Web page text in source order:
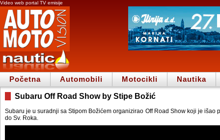
Video web portal TV emisije
Početna Automobili Motocikli Nautika
Subaru Off Road Show by Stipe Božić
Subaru je u suradnji sa Stipom Božićem organizirao Off Road Show koji je išao
do Sv. Roka.